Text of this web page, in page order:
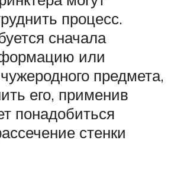
процесс.
сначала
или
предмета,
его, применив
понадобиться
стенки